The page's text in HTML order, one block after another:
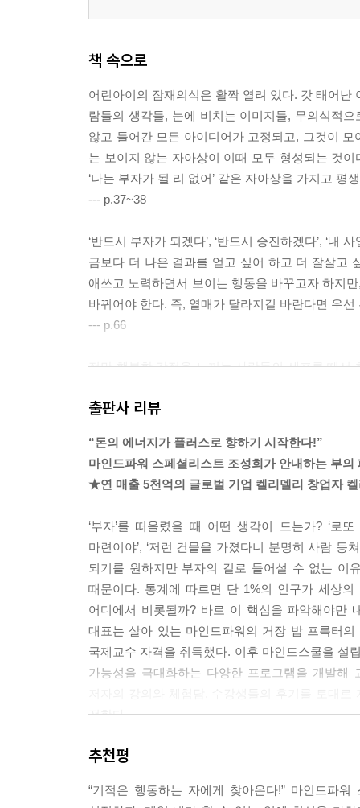
책 속으로
어린아이의 잠재의식은 활짝 열려 있다. 갓 태어
람들의 생각들, 눈에 비치는 이미지들, 무의식적
않고 들어간 모든 아이디어가 고정되고, 그것이
는 보이지 않는 자아상이 이때 모두 형성되는 것
‘나는 부자가 될 리 없어’ 같은 자아상을 가지고 평
--- p.37~38
‘반드시 부자가 되겠다’, ‘반드시 승진하겠다’, ‘내
금보다 더 나은 결과를 얻고 싶어 하고 더 잘살고
애쓰고 노력하면서 보이는 행동을 바꾸고자 하지
바뀌어야 한다. 즉, 열매가 달라지길 바란다면 우
--- p.66
정말 행복한 감정을 느끼는 사람들의 세포를 떼서
안 좋은지에 대해 말할 때 그 부정적인 것에 내 생
이 중요하다. 당신의 인생에 나타나는 결과들이
--- p.85~86
는 걸 알게 된다. 단순히 ‘나는 많은 돈을 원해’, ‘
얼마를 원하는지, 어떤 집을 원하는지, 어떤 일을
재의식에 구체적으로 명령을 내려줄 수 있다. 당
식에서 넣어준 것을 이미지 상태 그대로 받아들이
--- p.109~110
당신은 돈 얘기를 할 때 얼마나 편안한가? 마음속
해보라. 내 목표 액수를 언제까지 벌어 부자가 되
--- p.181~182
출판사 리뷰
“돈의 에너지가 플러스로 향하기 시작한다!”
마인드파워 스페셜리스트 조성희가 안내하는 부의
★연 매출 5천억의 글로벌 기업 켈리델리 창업자
‘부자’를 떠올렸을 때 어떤 생각이 드는가? ‘
마련이야’, ‘저런 건물을 가졌다니 분명히 사람
되기를 원하지만 부자의 길로 들어설 수 없는 이
때문이다. 통계에 따르면 단 1%의 인구가 세상
어디에서 비롯될까? 바로 이 핵심을 파악해야만
대표는 살아 있는 마인드파워의 거장 밥 프록터
국제교수 자격을 취득했다. 이후 마인드스쿨을 설
가능성을 극대화하는 다양한 프로그램을 개발
전한다.
현재 눈에 보이는 결과가 당신의 돈, 운, 삶을 통제
추천평
“기적은 행동하는 자에게 찾아온다!” 마인드파